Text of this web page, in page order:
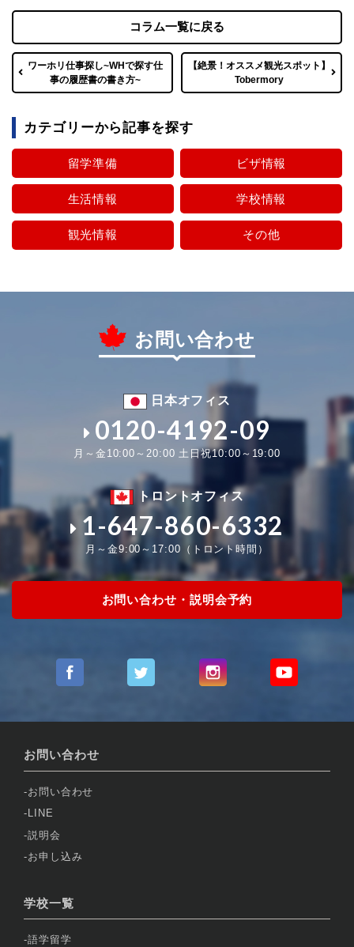
ワーホリ仕事探し~WHで探す仕
事の履歴書の書き方~
コラム一覧に戻る
【絶景！オススメ観光スポット】
Tobermory
カテゴリーから記事を探す
留学準備 ビザ情報
生活情報 学校情報
観光情報 その他
お問い合わせ
日本オフィス
0120-4192-09
月～金10:00～20:00 土日祝10:00～19:00
トロントオフィス
1-647-860-6332
月～金9:00～17:00（トロント時間）
お問い合わせ・説明会予約
お問い合わせ
お問い合わせ
LINE
説明会
お申し込み
学校一覧
語学留学